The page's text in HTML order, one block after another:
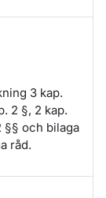
3 kap.
2 §, 2 kap.
§§ och bilaga
råd.